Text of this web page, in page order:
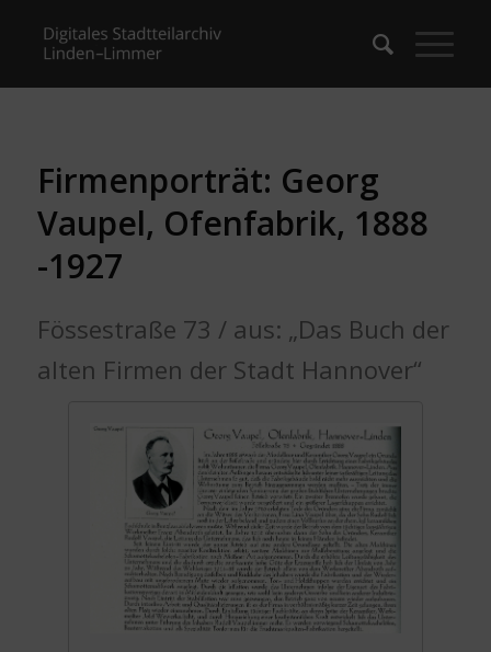
Firmenporträt: Georg
Vaupel, Ofenfabrik, 1888
-1927
Fössestraße 73 / aus: „Das Buch der
alten Firmen der Stadt Hannover“